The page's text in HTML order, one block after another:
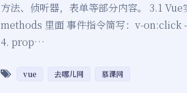
方法、侦听器，表单等部分内容。 3.1
methods 里面 事件指令简写：v-on:click
4. prop…
vue 去哪儿网 慕课网